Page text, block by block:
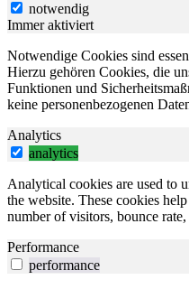
notwendig
Immer aktiviert
Notwendige Cookies sind
Hierzu gehören Cookies, die
Funktionen und
keine personenbezogenen
Analytics
analytics
Analytical cookies are used to
the website. These cookies
number of visitors, bounce
Performance
performance